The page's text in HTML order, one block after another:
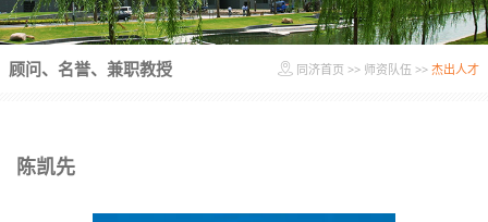
顾问、名誉、兼职教授 同济首页 >> 师资队伍 >> 杰出人才
陈凯先